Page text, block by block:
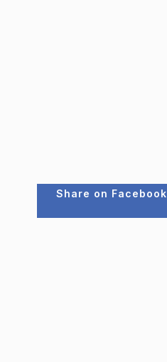
Share on Facebook